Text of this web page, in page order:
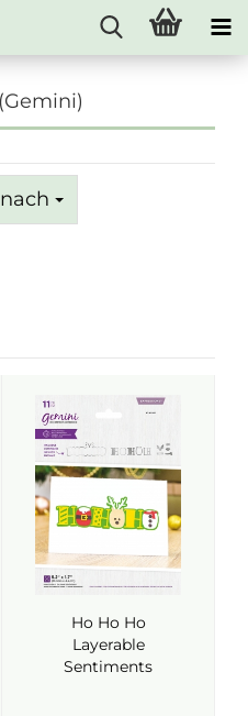
Ho Ho Ho
Layerable
Sentiments